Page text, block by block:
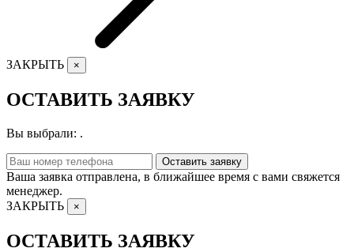
ЗАКРЫТЬ ×
ОСТАВИТЬ ЗАЯВКУ
Вы выбрали: .
Оставить заявку
Ваша заявка отправлена, в ближайшее время с вами свяжется
менеджер.
ЗАКРЫТЬ
×
ОСТАВИТЬ ЗАЯВКУ